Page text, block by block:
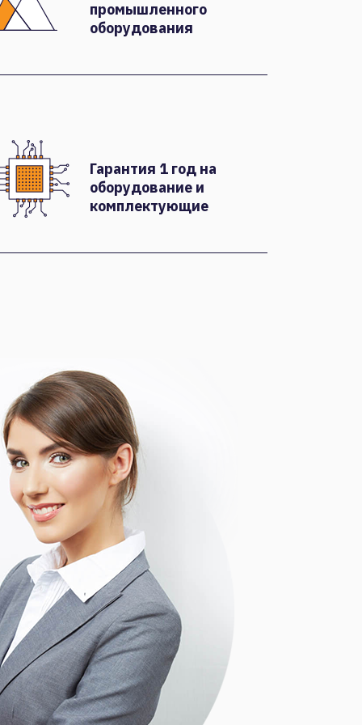
промышленного
оборудования
Гарантия 1 год на
оборудование и
комплектующие